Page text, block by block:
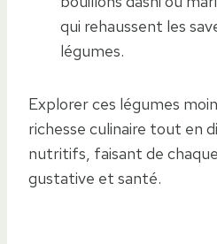
qui rehaussent les
légumes.
Explorer ces légumes
richesse culinaire tout en
nutritifs, faisant de
gustative et santé.